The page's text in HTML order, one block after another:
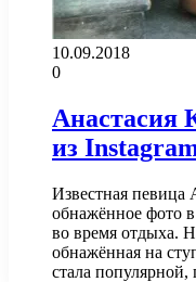
10.09.2018
0
Анастасия
из
Известная певица
обнажённое фото
во время отдыха.
обнажённая на
стала